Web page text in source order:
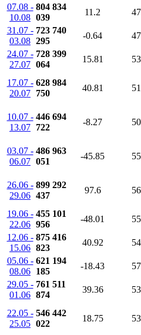
07.08 -
10.08
804 834
039
11.2 47
31.07 -
03.08
723 740
295
-0.64 47
24.07 -
27.07
728 399
064
15.81 53
17.07 -
20.07
628 984
750
40.81 51
10.07 -
13.07
446 694
722
-8.27 50
03.07 -
06.07
486 963
051
-45.85 55
26.06 -
29.06
899 292
437
97.6 56
19.06 -
22.06
455 101
956
-48.01 55
12.06 -
15.06
875 416
823
40.92 54
05.06 -
08.06
621 194
185
-18.43 57
29.05 -
01.06
761 511
874
39.36 53
22.05 -
25.05
546 442
022
18.75 53